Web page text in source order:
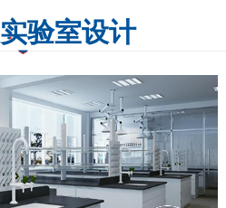
实验室设计